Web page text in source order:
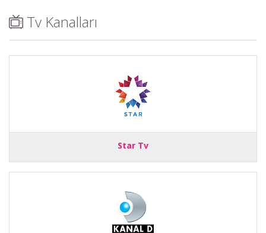
Tv Kanalları
Star Tv